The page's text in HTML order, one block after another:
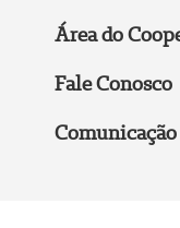
Área do
Fale Conosco
Comunicação